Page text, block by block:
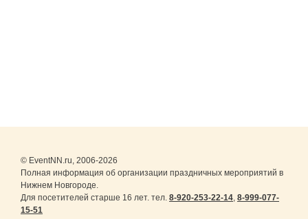
© EventNN.ru, 2006-2026
Полная информация об организации праздничных мероприятий в
Нижнем Новгороде.
Для посетителей старше 16 лет. тел. 8-920-253-22-14, 8-999-077-
15-51